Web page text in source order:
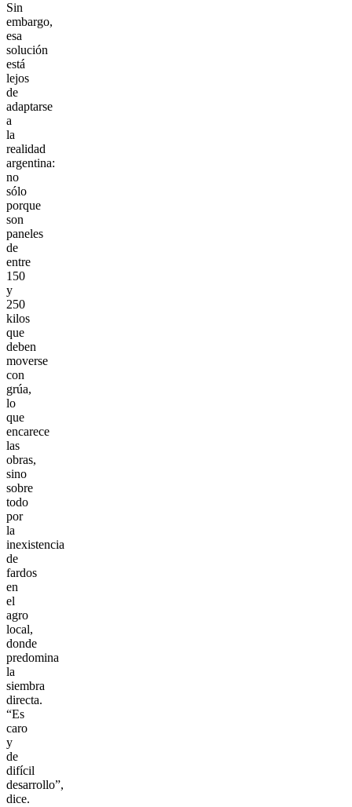
Sin
embargo,
esa
solución
está
lejos
de
adaptarse
a
la
realidad
argentina:
no
sólo
porque
son
paneles
de
entre
150
y
250
kilos
que
deben
moverse
con
grúa,
lo
que
encarece
las
obras,
sino
sobre
todo
por
la
inexistencia
de
fardos
en
el
agro
local,
donde
predomina
la
siembra
directa.
“Es
caro
y
de
difícil
desarrollo”,
dice.